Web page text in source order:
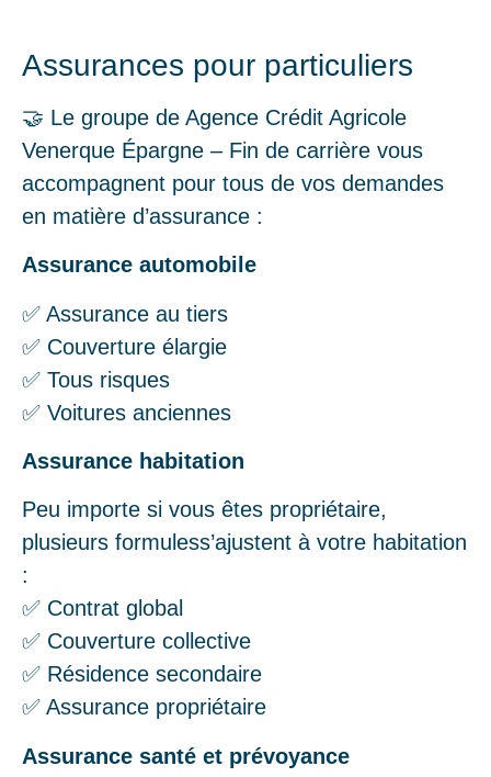
Assurances pour particuliers
🤝 Le groupe de Agence Crédit Agricole
Venerque Épargne – Fin de carrière vous
accompagnent pour tous de vos demandes
en matière d’assurance :
Assurance automobile
✅ Assurance au tiers
✅ Couverture élargie
✅ Tous risques
✅ Voitures anciennes
Assurance habitation
Peu importe si vous êtes propriétaire,
plusieurs formuless’ajustent à votre habitation
:
✅ Contrat global
✅ Couverture collective
✅ Résidence secondaire
✅ Assurance propriétaire
Assurance santé et prévoyance